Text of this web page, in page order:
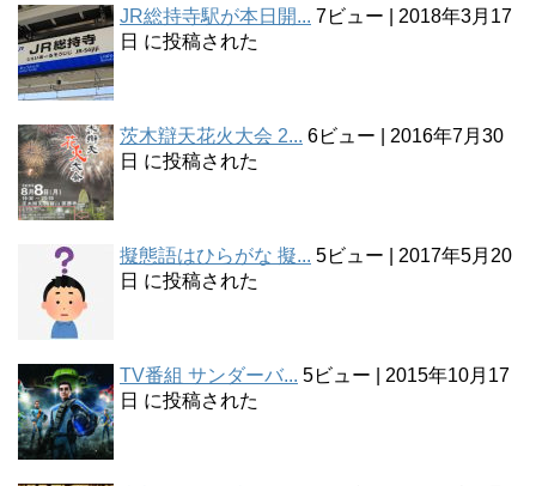
JR総持寺駅が本日開... 7ビュー
2018年3月17
日 に投稿された
茨木辯天花火大会 2... 6ビュー
2016年7月30
日 に投稿された
擬態語はひらがな 擬... 5ビュー
2017年5月20
日 に投稿された
TV番組 サンダーバ... 5ビュー
2015年10月17
日 に投稿された